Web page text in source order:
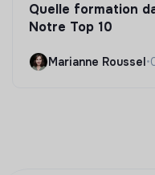
Quelle formation
Notre Top 10
Marianne Roussel•